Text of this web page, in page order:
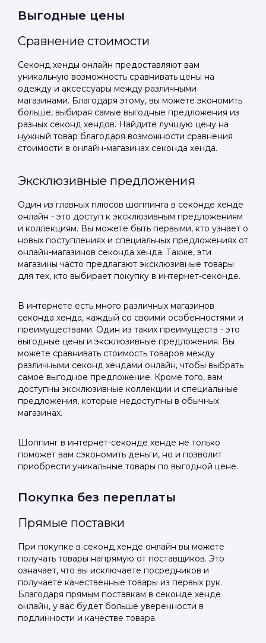
профиль
Мы отправим код для входа на ваш
номер телефона.
Телефон
Отправить код
Подать заявку
Отправьте заявку через мессенджер-бот — магазины
увидят её и пришлют предложения. Фото, описание и
AI-оценка прямо в чате.
Telegram
ВКонтакте
или подайте через форму на сайте
Подать заявку
Отправьте заявку через мессенджер-бот — магазины
увидят её и пришлют предложения. Фото, описание и
AI-оценка прямо в чате.
Telegram
ВКонтакте
или подайте через форму на сайте
Выгодные цены
Сравнение стоимости
Секонд хенды онлайн предоставляют вам
уникальную возможность сравнивать цены на
одежду и аксессуары между различными
магазинами. Благодаря этому, вы можете экономить
больше, выбирая самые выгодные предложения из
разных секонд хендов. Найдите лучшую цену на
нужный товар благодаря возможности сравнения
стоимости в онлайн-магазинах секонда хенда.
Эксклюзивные предложения
Один из главных плюсов шоппинга в секонде хенде
онлайн - это доступ к эксклюзивным предложениям
и коллекциям. Вы можете быть первыми, кто узнает о
новых поступлениях и специальных предложениях от
онлайн-магазинов секонда хенда. Также, эти
магазины часто предлагают эксклюзивные товары
для тех, кто выбирает покупку в интернет-секонде.
В интернете есть много различных магазинов
секонда хенда, каждый со своими особенностями и
преимуществами. Один из таких преимуществ - это
выгодные цены и эксклюзивные предложения. Вы
можете сравнивать стоимость товаров между
различными секонд хендами онлайн, чтобы выбрать
самое выгодное предложение. Кроме того, вам
доступны эксклюзивные коллекции и специальные
предложения, которые недоступны в обычных
магазинах.
Шоппинг в интернет-секонде хенде не только
поможет вам сэкономить деньги, но и позволит
приобрести уникальные товары по выгодной цене.
Покупка без переплаты
Прямые поставки
При покупке в секонд хенде онлайн вы можете
получать товары напрямую от поставщиков. Это
означает, что вы исключаете посредников и
получаете качественные товары из первых рук.
Благодаря прямым поставкам в секонде хенде
онлайн, у вас будет больше уверенности в
подлинности и качестве товара.